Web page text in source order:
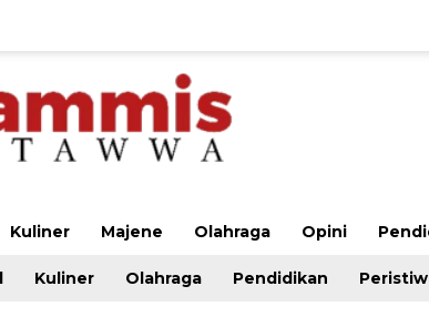
Kuliner Majene Olahraga Opini
Kuliner Olahraga Pendidikan